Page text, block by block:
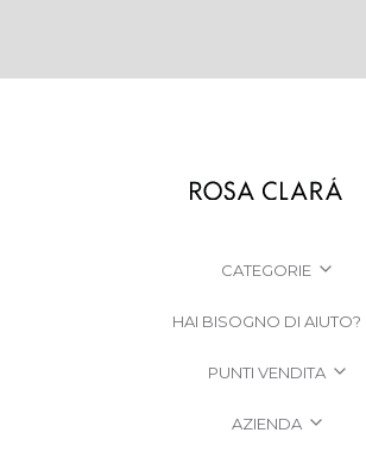
CATEGORIE
HAI BISOGNO DI AIUTO?
PUNTI VENDITA
AZIENDA